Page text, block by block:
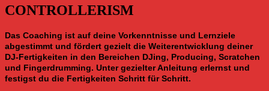
CONTROLLERISM
Das Coaching ist auf deine Vorkenntnisse und Lernziele
abgestimmt und fördert gezielt die Weiterentwicklung deiner
DJ-Fertigkeiten in den Bereichen DJing, Producing, Scratchen
und Fingerdrumming. Unter gezielter Anleitung erlernst und
festigst du die Fertigkeiten Schritt für Schritt.